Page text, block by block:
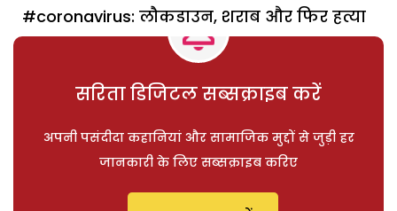
#coronavirus: लौकडाउन, शराब और फिर हत्या
सरिता डिजिटल सब्सक्राइब करें
अपनी पसंदीदा कहानियां और सामाजिक मुद्दों से जुड़ी हर
जानकारी के लिए सब्सक्राइब करिए